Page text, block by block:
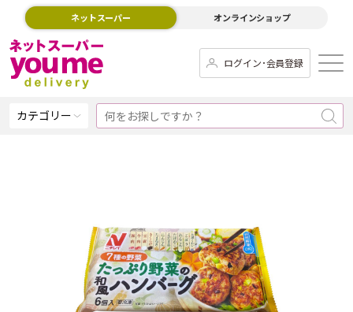
ネットスーパー オンラインショップ
ログイン･会員登録
カテゴリー